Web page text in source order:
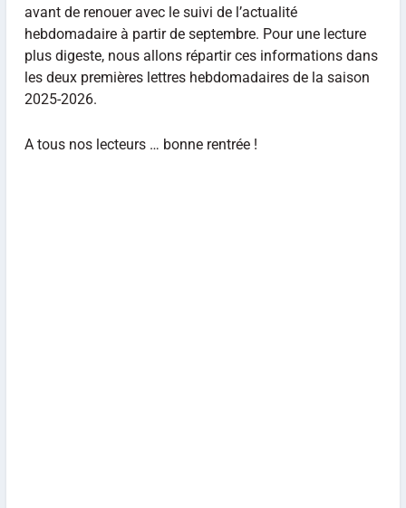
avant de renouer avec le suivi de l’actualité
hebdomadaire à partir de septembre. Pour une lecture
plus digeste, nous allons répartir ces informations dans
les deux premières lettres hebdomadaires de la saison
2025-2026.
A tous nos lecteurs … bonne rentrée !